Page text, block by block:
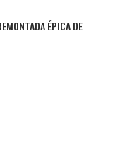
ÉPICA DE